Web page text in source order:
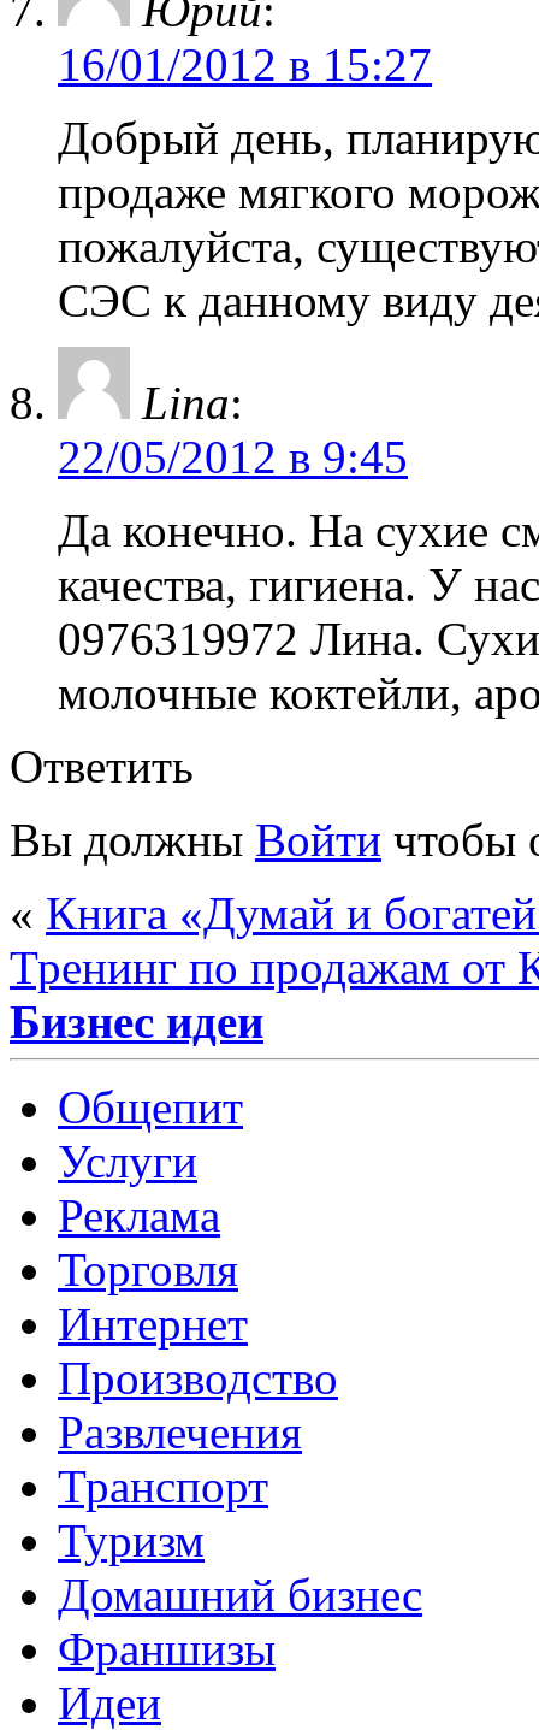
16/01/2012 в 15:27
Добрый день,
продаже мягкого
пожалуйста,
СЭС к данному виду
Lina:
22/05/2012 в 9:45
Да конечно. На сухие
качества, гигиена. У
0976319972 Лина.
молочные коктейли,
Ответить
Вы должны Войти чтобы
« Книга «Думай и
Тренинг по продажам от
Бизнес идеи
Общепит
Услуги
Реклама
Торговля
Интернет
Производство
Развлечения
Транспорт
Туризм
Домашний бизнес
Франшизы
Идеи